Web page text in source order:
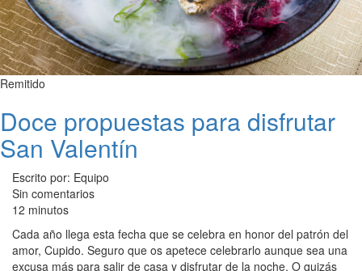
Remitido
Doce propuestas para disfrutar
San Valentín
Escrito por: Equipo
Sin comentarios
12 minutos
Cada año llega esta fecha que se celebra en honor del patrón del
amor, Cupido. Seguro que os apetece celebrarlo aunque sea una
excusa más para salir de casa y disfrutar de la noche. O quizás